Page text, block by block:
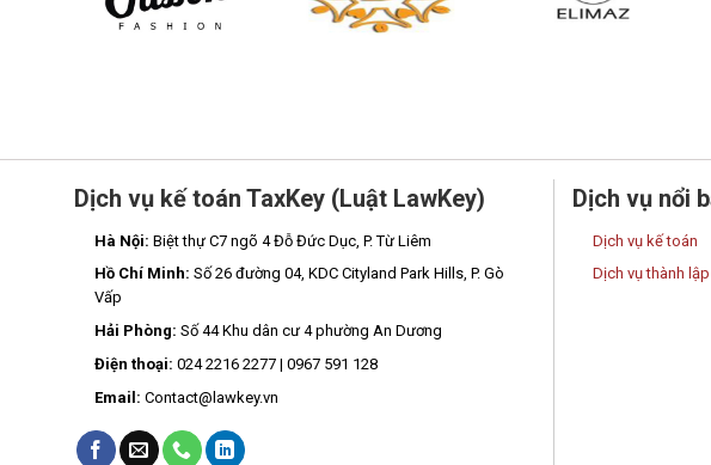
Dịch vụ kế toán TaxKey (Luật LawKey)
Hà Nội: Biệt thự C7 ngõ 4 Đỗ Đức Dục, P. Từ Liêm
Hồ Chí Minh: Số 26 đường 04, KDC Cityland Park Hills, P. Gò
Vấp
Hải Phòng: Số 44 Khu dân cư 4 phường An Dương
Điện thoại: 024 2216 2277 | 0967 591 128
Email: Contact@lawkey.vn
Dịch vụ nổi
Dịch vụ kế toán
Dịch vụ thành